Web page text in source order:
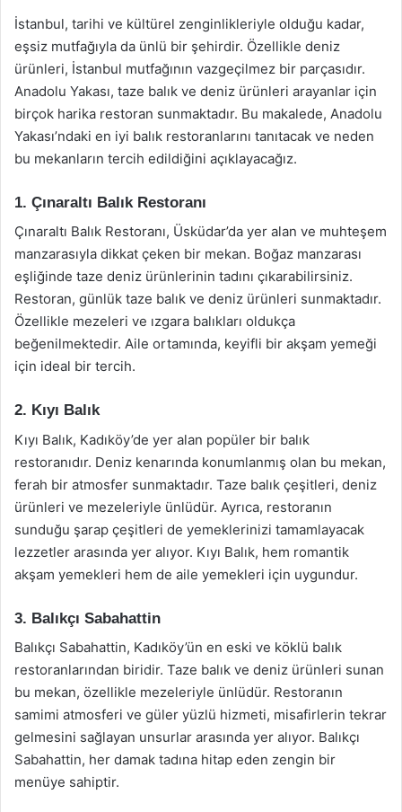
İstanbul, tarihi ve kültürel zenginlikleriyle olduğu kadar,
eşsiz mutfağıyla da ünlü bir şehirdir. Özellikle deniz
ürünleri, İstanbul mutfağının vazgeçilmez bir parçasıdır.
Anadolu Yakası, taze balık ve deniz ürünleri arayanlar için
birçok harika restoran sunmaktadır. Bu makalede, Anadolu
Yakası’ndaki en iyi balık restoranlarını tanıtacak ve neden
bu mekanların tercih edildiğini açıklayacağız.
1. Çınaraltı Balık Restoranı
Çınaraltı Balık Restoranı, Üsküdar’da yer alan ve muhteşem
manzarasıyla dikkat çeken bir mekan. Boğaz manzarası
eşliğinde taze deniz ürünlerinin tadını çıkarabilirsiniz.
Restoran, günlük taze balık ve deniz ürünleri sunmaktadır.
Özellikle mezeleri ve ızgara balıkları oldukça
beğenilmektedir. Aile ortamında, keyifli bir akşam yemeği
için ideal bir tercih.
2. Kıyı Balık
Kıyı Balık, Kadıköy’de yer alan popüler bir balık
restoranıdır. Deniz kenarında konumlanmış olan bu mekan,
ferah bir atmosfer sunmaktadır. Taze balık çeşitleri, deniz
ürünleri ve mezeleriyle ünlüdür. Ayrıca, restoranın
sunduğu şarap çeşitleri de yemeklerinizi tamamlayacak
lezzetler arasında yer alıyor. Kıyı Balık, hem romantik
akşam yemekleri hem de aile yemekleri için uygundur.
3. Balıkçı Sabahattin
Balıkçı Sabahattin, Kadıköy’ün en eski ve köklü balık
restoranlarından biridir. Taze balık ve deniz ürünleri sunan
bu mekan, özellikle mezeleriyle ünlüdür. Restoranın
samimi atmosferi ve güler yüzlü hizmeti, misafirlerin tekrar
gelmesini sağlayan unsurlar arasında yer alıyor. Balıkçı
Sabahattin, her damak tadına hitap eden zengin bir
menüye sahiptir.